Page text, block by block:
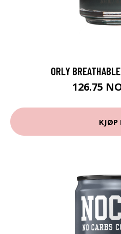
ORLY
126.75
KJØP